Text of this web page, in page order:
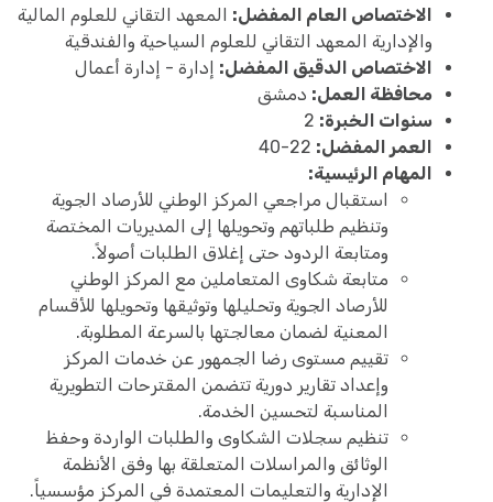
الاختصاص العام المفضل: المعهد التقاني للعلوم المالية
والإدارية المعهد التقاني للعلوم السياحية والفندقية
الاختصاص الدقيق المفضل: إدارة - إدارة أعمال
محافظة العمل: دمشق
سنوات الخبرة:
العمر المفضل:
المهام الرئيسية:
استقبال مراجعي المركز الوطني للأرصاد الجوية
وتنظيم طلباتهم وتحويلها إلى المديريات المختصة
ومتابعة الردود حتى إغلاق الطلبات أصولاً.
متابعة شكاوى المتعاملين مع المركز الوطني
للأرصاد الجوية وتحليلها وتوثيقها وتحويلها للأقسام
المعنية لضمان معالجتها بالسرعة المطلوبة.
تقييم مستوى رضا الجمهور عن خدمات المركز
وإعداد تقارير دورية تتضمن المقترحات التطويرية
المناسبة لتحسين الخدمة.
تنظيم سجلات الشكاوى والطلبات الواردة وحفظ
الوثائق والمراسلات المتعلقة بها وفق الأنظمة
الإدارية والتعليمات المعتمدة في المركز مؤسسياً.